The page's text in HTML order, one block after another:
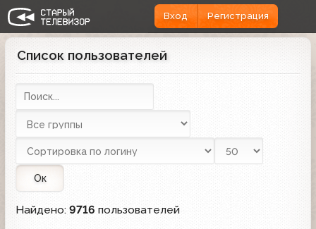
Вход Регистрация
Список пользователей
Ок
Найдено: 9716 пользователей